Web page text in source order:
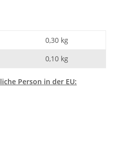
0,30 kg
0,10 kg
Person in der EU: